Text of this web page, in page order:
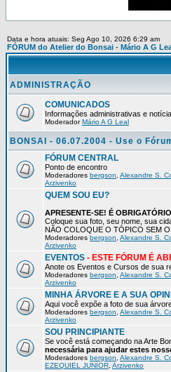
Data e hora atuais: Seg Ago 10, 2026 6:29 am
FÓRUM do Atelier do Bonsai - Mário A G
ADMINISTRAÇÃO
COMUNICADOS
Informações administrativas e
ModeradorMário A G Leal
BONSAI - 06.07.2004 - Use o
FÓRUM CENTRAL
Ponto de encontro
Moderadores bergson Alexandre S.
Arzivenko
QUEM SOU EU?
APRESENTE-SE! É
Coloque sua foto, seu nome, sua
NÃO COLOQUE O TÓPICO SEM
Moderadores bergson Alexandre S.
Arzivenko
EVENTOS - ESTE FÓRUM É
Anote os Eventos e Cursos de sua
Moderadores bergson Alexandre S.
Arzivenko
MINHA ÁRVORE E A SUA
Aqui você expõe a foto de sua
Moderadores bergson Alexandre S.
Arzivenko
SOU PRINCIPIANTE
Se você está começando na Arte
necessária para ajudar estes
Moderadores bergson Alexandre S.
EZEQUIEL JUNIOR Arzivenko